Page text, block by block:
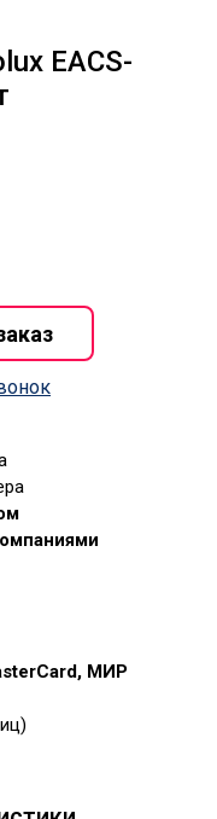
EACS-
МИР